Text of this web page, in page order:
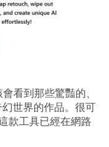
看到那些驚豔的、
世界的作品。很可
款工具已經在網路